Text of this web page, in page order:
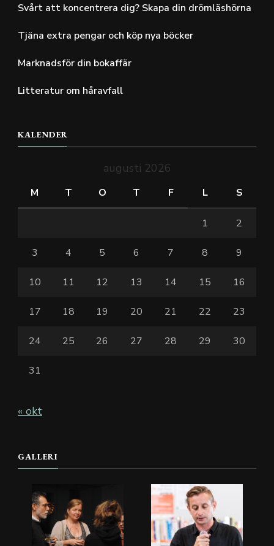
Svårt att koncentrera dig? Skapa din drömläshörna
Tjäna extra pengar och köp nya böcker
Marknadsför din bokaffär
Litteratur om håravfall
KALENDER
augusti 2026
M T O T F L S
1 2
3 4 5 6 7 8 9
10 11 12 13 14 15 16
17 18 19 20 21 22 23
24 25 26 27 28 29 30
31
« okt
GALLERI